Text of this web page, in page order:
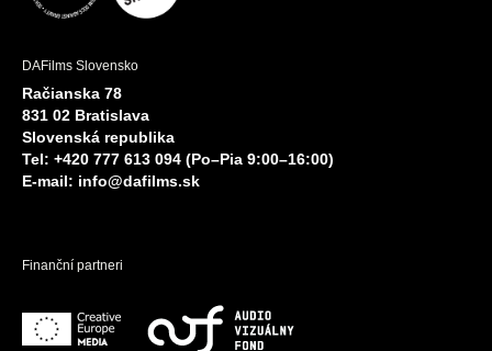
DAFilms Slovensko
Račianska 78
831 02 Bratislava
Slovenská republika
Tel: +420 777 613 094 (Po–Pia 9:00–16:00)
E-mail: info@dafilms.sk
Finanční partneri